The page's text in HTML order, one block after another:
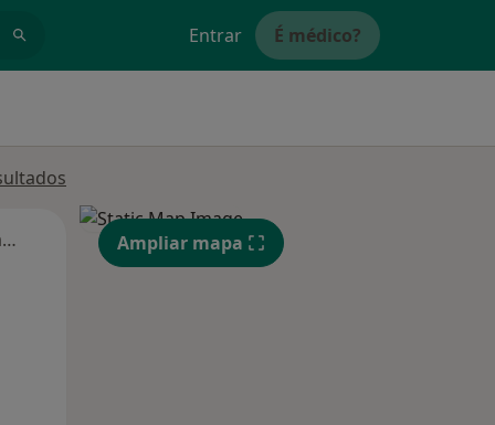
Entrar É médico?
Segunda-feira Qua Qui,
13 Ago
Ampliar mapa